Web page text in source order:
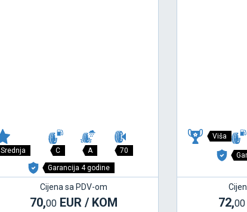
Srednja C A 70
Garancija 4 godine
Cijena sa PDV-om
70,00EUR / KOM
Viša
72,00